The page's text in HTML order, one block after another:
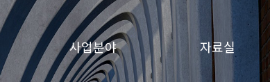
사업분야 자료실